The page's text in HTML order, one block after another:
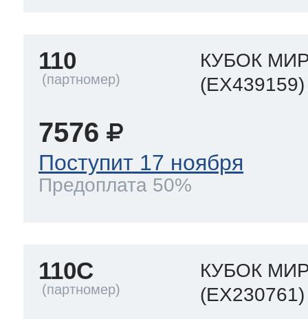
110
КУБОК
(EX439159)
7576
Поступит 17 ноября
Предоплата 50%
110C
КУБОК
(EX230761)